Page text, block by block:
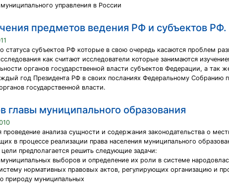
управления в России
предметов ведения РФ и субъектов РФ.
статуса субъектов РФ которые в свою очередь касаются проблем
как считают исследователи которые занимаются
органов государственной власти субъектов Федерации, а
год Президента РФ в своих посланиях Федеральному
государственной власти.
главы муниципального образования
анализа сущности и содержания законодательства о
в процессе реализации права населения муниципального
предполагается решить следующие задачи:
муниципальных выборов и определение их роли в системе
нормативных правовых актов, регулирующих организацию и
природу муниципальных